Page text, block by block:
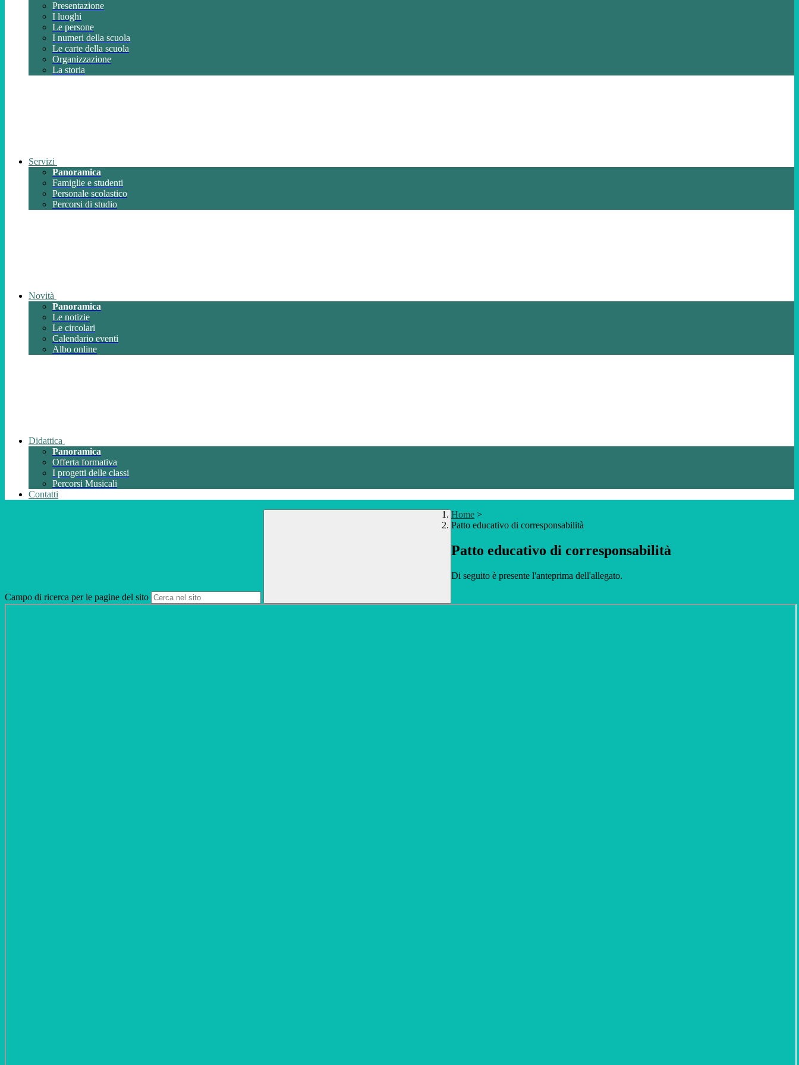
Presentazione
I luoghi
Le persone
I numeri della scuola
Le carte della scuola
Organizzazione
La storia
Servizi
Panoramica
Famiglie e studenti
Personale scolastico
Percorsi di studio
Novità
Panoramica
Le notizie
Le circolari
Calendario eventi
Albo online
Didattica
Panoramica
Offerta formativa
I progetti delle classi
Percorsi Musicali
Contatti
Campo di ricerca per le pagine del sito
Home >
Patto educativo di corresponsabilità
Patto educativo di corresponsabilità
Di seguito è presente l'anteprima dell'allegato.